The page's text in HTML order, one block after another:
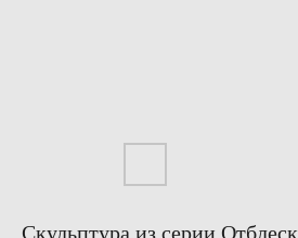
Скульптура из серии Отблеск